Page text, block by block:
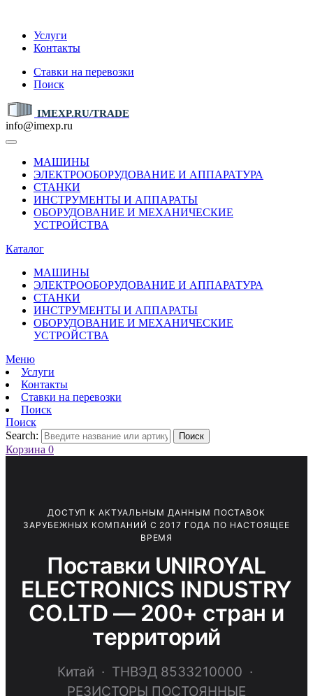
Услуги
Контакты
Ставки на перевозки
Поиск
IMEXP.RU/TRADE
info@imexp.ru
МАШИНЫ
ЭЛЕКТРООБОРУДОВАНИЕ И АППАРАТУРА
СТАНКИ
ИНСТРУМЕНТЫ И АППАРАТЫ
ОБОРУДОВАНИЕ И МЕХАНИЧЕСКИЕ
УСТРОЙСТВА
Каталог
МАШИНЫ
ЭЛЕКТРООБОРУДОВАНИЕ И АППАРАТУРА
СТАНКИ
ИНСТРУМЕНТЫ И АППАРАТЫ
ОБОРУДОВАНИЕ И МЕХАНИЧЕСКИЕ
УСТРОЙСТВА
Меню
Услуги
Контакты
Ставки на перевозки
Поиск
Поиск
Search:
Поиск
Корзина 0
ДОСТУП К АКТУАЛЬНЫМ ДАННЫМ ПОСТАВОК
ЗАРУБЕЖНЫХ КОМПАНИЙ С 2017 ГОДА ПО НАСТОЯЩЕЕ
ВРЕМЯ
Поставки UNIROYAL
ELECTRONICS INDUSTRY
CO.LTD — 200+ стран и
территорий
Китай · ТНВЭД 8533210000 ·
РЕЗИСТОРЫ ПОСТОЯННЫЕ